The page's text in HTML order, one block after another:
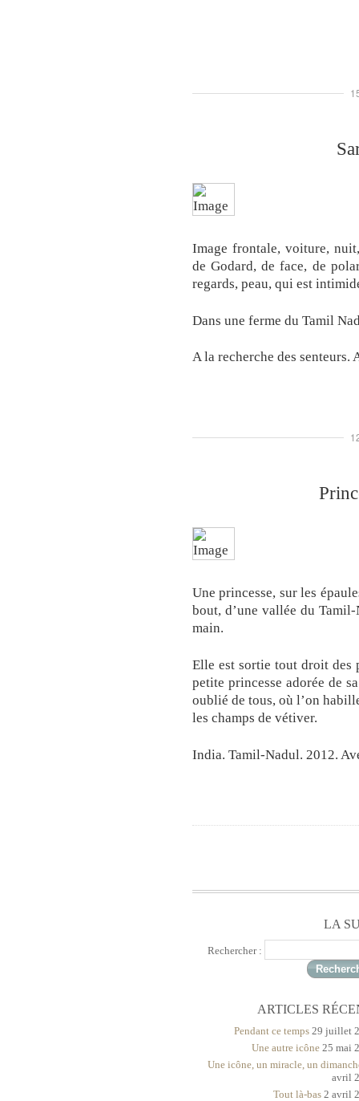
Image frontale, voiture,
de Godard, de face, de
regards, peau, qui est
Dans une ferme du Tamil
A la recherche des senteurs.
Une princesse, sur les
bout, d’une vallée du
main.
Elle est sortie tout droit des
petite princesse adorée de
oublié de tous, où l’on
les champs de vétiver.
India. Tamil-Nadul. 2012.
LA
Rechercher :
ARTICLES
Pendant ce temps 29 juillet
Une autre icône 25 mai
Une icône, un miracle, un
avril
Tout là-bas 2 avril